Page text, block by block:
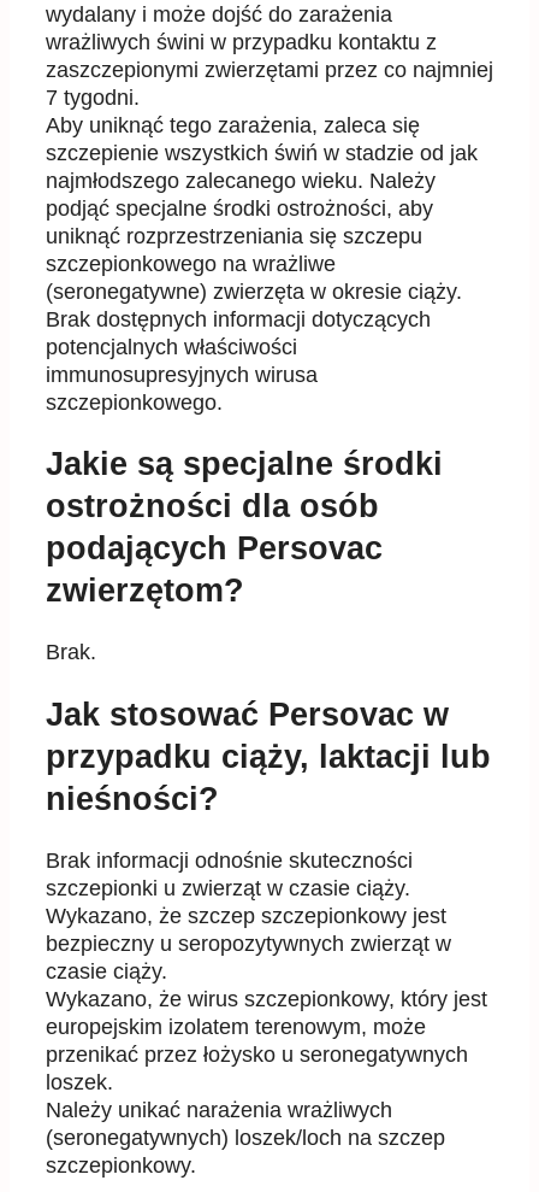
wydalany i może dojść do zarażenia
wrażliwych świni w przypadku kontaktu z
zaszczepionymi zwierzętami przez co najmniej
7 tygodni.
Aby uniknąć tego zarażenia, zaleca się
szczepienie wszystkich świń w stadzie od jak
najmłodszego zalecanego wieku. Należy
podjąć specjalne środki ostrożności, aby
uniknąć rozprzestrzeniania się szczepu
szczepionkowego na wrażliwe
(seronegatywne) zwierzęta w okresie ciąży.
Brak dostępnych informacji dotyczących
potencjalnych właściwości
immunosupresyjnych wirusa
szczepionkowego.
Jakie są specjalne środki
ostrożności dla osób
podających Persovac
zwierzętom?
Brak.
Jak stosować Persovac w
przypadku ciąży, laktacji lub
nieśności?
Brak informacji odnośnie skuteczności
szczepionki u zwierząt w czasie ciąży.
Wykazano, że szczep szczepionkowy jest
bezpieczny u seropozytywnych zwierząt w
czasie ciąży.
Wykazano, że wirus szczepionkowy, który jest
europejskim izolatem terenowym, może
przenikać przez łożysko u seronegatywnych
loszek.
Należy unikać narażenia wraż liwych
(seronegatywnych) loszek/loch na szczep
szczepionkowy.